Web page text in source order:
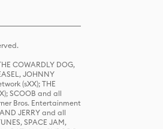
COWARDLY DOG,
JOHNNY
(sXX); THE
SCOOB and all
Bros. Entertainment
JERRY and all
SPACE JAM,